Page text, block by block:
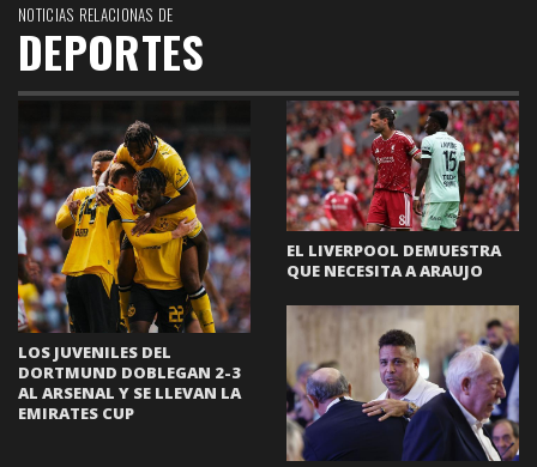
NOTICIAS RELACIONAS DE
DEPORTES
LOS JUVENILES DEL
DORTMUND DOBLEGAN 2-3
AL ARSENAL Y SE LLEVAN LA
EMIRATES CUP
EL LIVERPOOL DEMUESTRA
QUE NECESITA A ARAUJO